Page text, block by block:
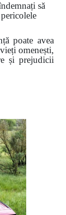
să
poate avea
omenești,
și prejudicii